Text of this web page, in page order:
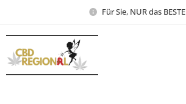
Für Sie, NUR das BESTE